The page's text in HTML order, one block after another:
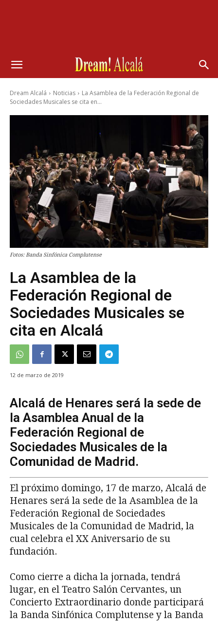
Dream Alcalá Noticias
La Asamblea de la Federación Regional de
Sociedades Musicales se cita en...
Fotos: Banda Sinfónica Complutense
La Asamblea de la
Federación Regional de
Sociedades Musicales se
cita en Alcalá
12 de marzo de 2019
Alcalá de Henares será la sede de
la Asamblea Anual de la
Federación Regional de
Sociedades Musicales de la
Comunidad de Madrid.
El próximo domingo, 17 de marzo, Alcalá de
Henares será la sede de la Asamblea de la
Federación Regional de Sociedades
Musicales de la Comunidad de Madrid, la
cual celebra el XX Aniversario de su
fundación.
Como cierre a dicha la jornada, tendrá
lugar, en el Teatro Salón Cervantes, un
Concierto Extraordinario donde participará
la Banda Sinfónica Complutense y la Banda